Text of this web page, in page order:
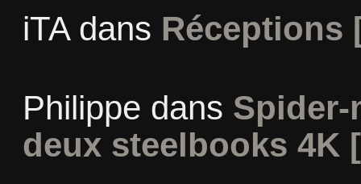
iTAdans Réceptions
Philippe dans Spider-
deux steelbooks 4K